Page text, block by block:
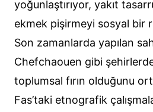
yoğunlaştırıyor, yakıt
ekmek pişirmeyi sosyal bir
Son zamanlarda yapılan
Chefchaouen gibi
toplumsal fırın olduğunu
Fas’taki etnografik